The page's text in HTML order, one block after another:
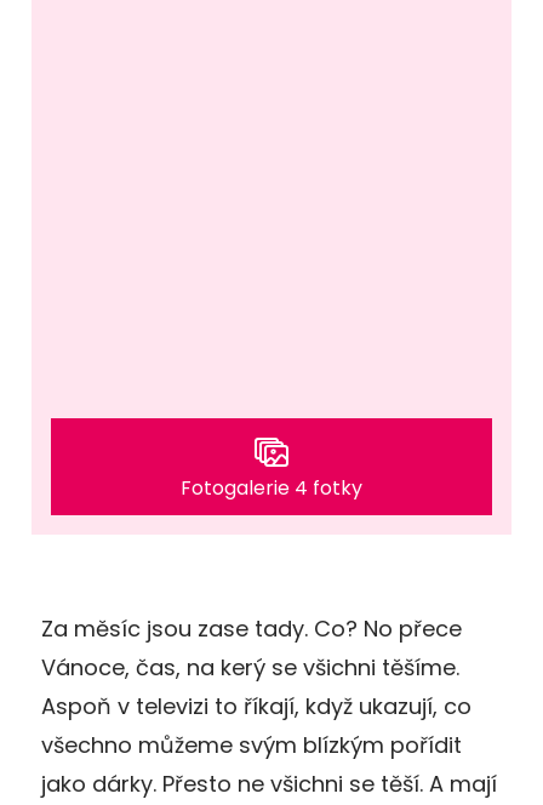
Fotogalerie 4 fotky
Za měsíc jsou zase tady. Co? No přece
Vánoce, čas, na kerý se všichni těšíme.
Aspoň v televizi to říkají, když ukazují, co
všechno můžeme svým blízkým pořídit
jako dárky. Přesto ne všichni se těší. A mají